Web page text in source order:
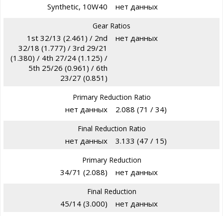
Synthetic, 10W40 нет данных
Gear Ratios
1st 32/13 (2.461) / 2nd
32/18 (1.777) / 3rd 29/21
(1.380) / 4th 27/24 (1.125) /
5th 25/26 (0.961) / 6th
23/27 (0.851)
нет данных
Primary Reduction Ratio
нет данных 2.088 (71 / 34)
Final Reduction Ratio
нет данных 3.133 (47 / 15)
Primary Reduction
34/71 (2.088) нет данных
Final Reduction
45/14 (3.000) нет данных